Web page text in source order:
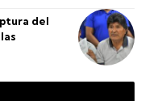
del